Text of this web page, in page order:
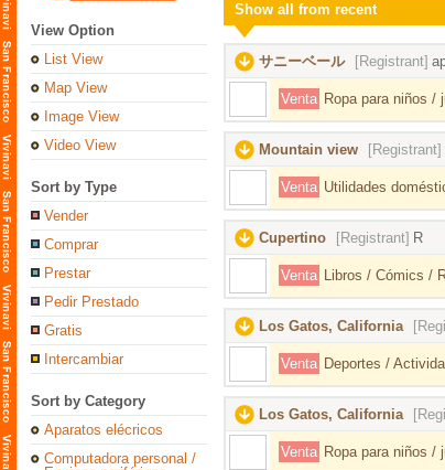
View Option
List View
Map View
Image View
Video View
Sort by Type
Vender
Comprar
Prestar
Pedir Prestado
Gratis
Intercambiar
Sort by Category
Aparatos elécricos
Computadora personal /
Show all from recent
サニーベール [Registrant]
Venta Ropa para niños /
Mountain view [Registrant]
Venta Utilidades
Cupertino [Registrant] R
Venta Libros / Cómics /
Los Gatos, California
Venta Deportes /
Los Gatos, California
Venta Ropa para niños /